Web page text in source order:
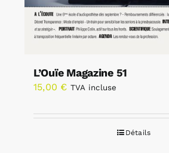
L’Ouïe Magazine 51
15,00 € TVA incluse
Détails